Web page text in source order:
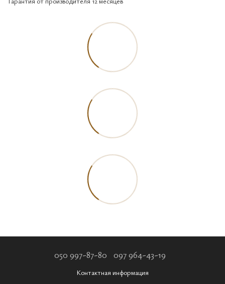
050 997-87-80 097 964-43-19
Контактная информация